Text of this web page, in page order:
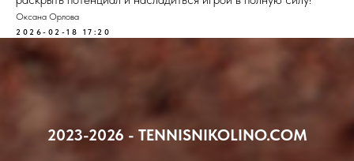
Оксана Орлова
2026-02-18 17:20
2023-2026 - TENNISNIKOLINO.COM